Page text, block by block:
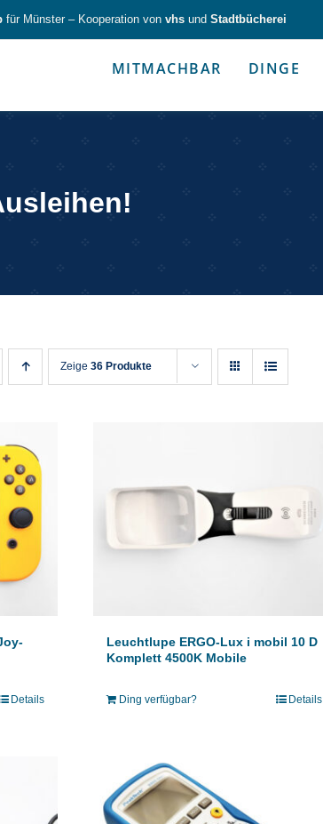
für Münster – Kooperation von vhs und Stadtbücherei
MITMACHBAR DINGE
Werkzeug & Alltagshelfer
Werkzeug & Altagshelfer
Nimm die Dinge selbst in die Hand.
Zeige 36 Produkte
Details
Leuchtlupe ERGO-Lux i mobil 10 D
Komplett 4500K Mobile
Ding verfügbar? Details